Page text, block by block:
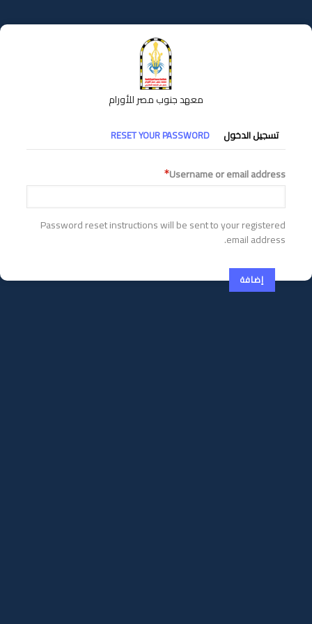
إلى
المحتوى
معهد جنوب مصر للأورام
التبويبات
الأساسية
تسجيل الدخول RESET YOUR PASSWORD
Username or email address
Password reset instructions will be sent to your registered
email address.